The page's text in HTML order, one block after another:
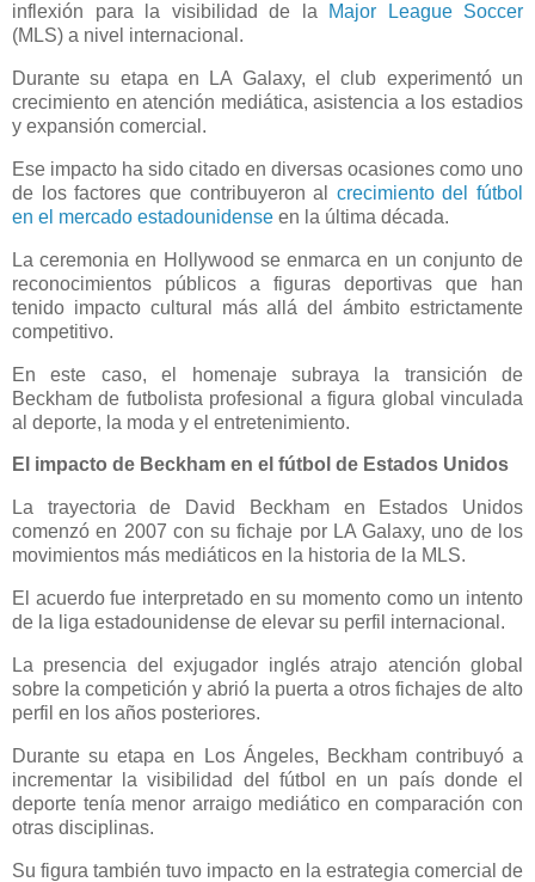
inflexión para la visibilidad de la
Major League Soccer
(MLS) a nivel internacional.
Durante su etapa en LA Galaxy, el club experimentó un
crecimiento en atención mediática, asistencia a los estadios
y expansión comercial.
Ese impacto ha sido citado en diversas ocasiones como uno
de los factores que contribuyeron al crecimiento del fútbol
en el mercado estadounidense en la última década.
La ceremonia en Hollywood se enmarca en un conjunto de
reconocimientos públicos a figuras deportivas que han
tenido impacto cultural más allá del ámbito estrictamente
competitivo.
En este caso, el homenaje subraya la transición de
Beckham de futbolista profesional a figura global vinculada
al deporte, la moda y el entretenimiento.
El impacto de Beckham en el fútbol de Estados Unidos
La trayectoria de David Beckham en Estados Unidos
comenzó en 2007 con su fichaje por LA Galaxy, uno de los
movimientos más mediáticos en la historia de la MLS.
El acuerdo fue interpretado en su momento como un intento
de la liga estadounidense de elevar su perfil internacional.
La presencia del exjugador inglés atrajo atención global
sobre la competición y abrió la puerta a otros fichajes de alto
perfil en los años posteriores.
Durante su etapa en Los Ángeles, Beckham contribuyó a
incrementar la visibilidad del fútbol en un país donde el
deporte tenía menor arraigo mediático en comparación con
otras disciplinas.
Su figura también tuvo impacto en la estrategia comercial de